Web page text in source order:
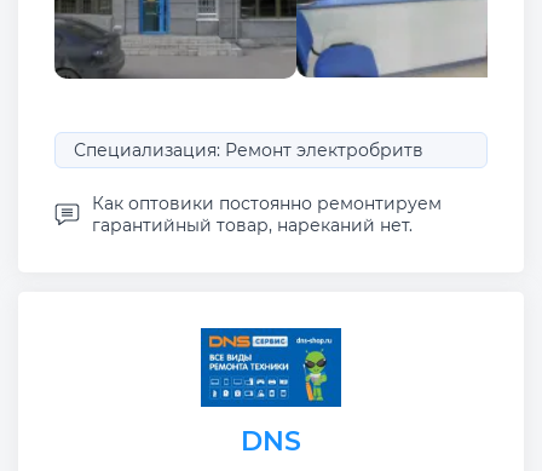
Специализация: Ремонт электробритв
Как оптовики постоянно ремонтируем
гарантийный товар, нареканий нет.
DNS